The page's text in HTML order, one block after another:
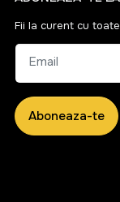
Fii la curent cu
Email
Aboneaza-te